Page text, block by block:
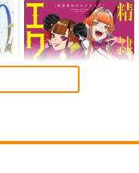
雨あがりの子供たち
コバルト・リッチ・ク
ラスト
オベロン